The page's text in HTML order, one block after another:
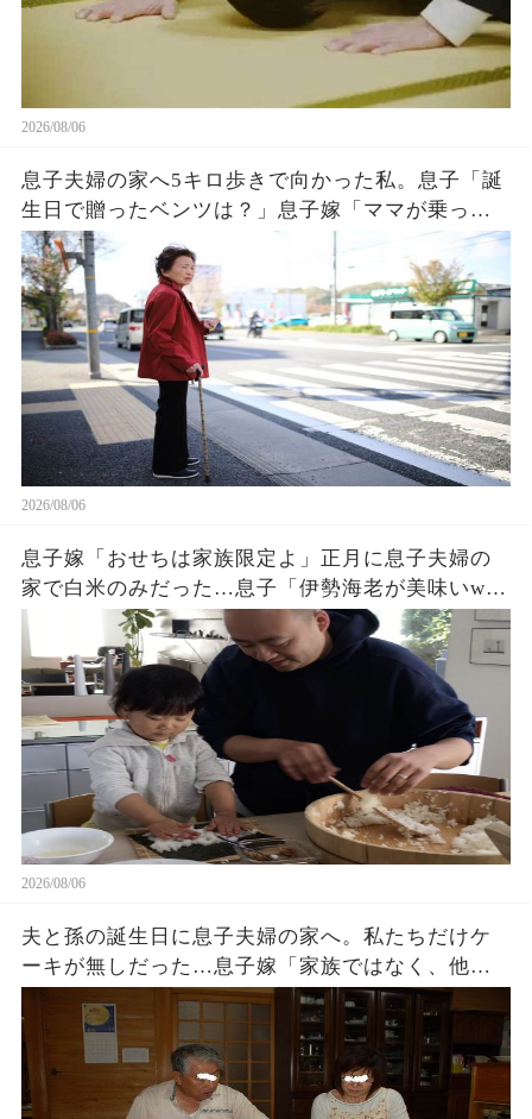
2026/08/06
息子夫婦の家へ5キロ歩きで向かった私。息子「誕
生日で贈ったベンツは？」息子嫁「ママが乗って
るわ！お義母さんは若いから不要でしょw」息子
「はぁ…そうか…」→1週間後、息子嫁は青ざめ地
獄へw
2026/08/06
息子嫁「おせちは家族限定よ」正月に息子夫婦の
家で白米のみだった…息子「伊勢海老が美味いw」
夫「家に戻ろう」私「はい」→翌日、息子夫婦か
ら300件の鬼電が…w
2026/08/06
夫と孫の誕生日に息子夫婦の家へ。私たちだけケ
ーキが無しだった…息子嫁「家族ではなく、他人
でしょ？w」夫「家に戻ろう…」私「そうね…」→
翌日､血相を変えた息子嫁から鬼電が…